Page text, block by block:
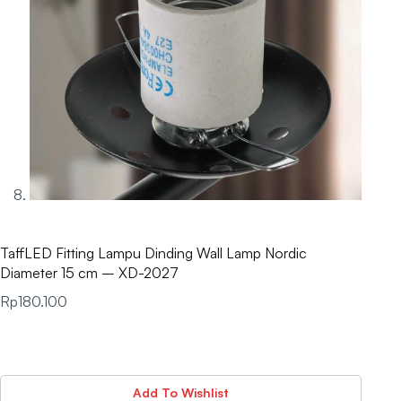
TaffLED Fitting Lampu Dinding Wall Lamp Nordic
Diameter 15 cm – XD-2027
Rp180.100
Add To Wishlist